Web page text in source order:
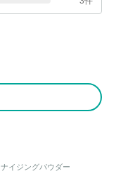
イジングパウダー